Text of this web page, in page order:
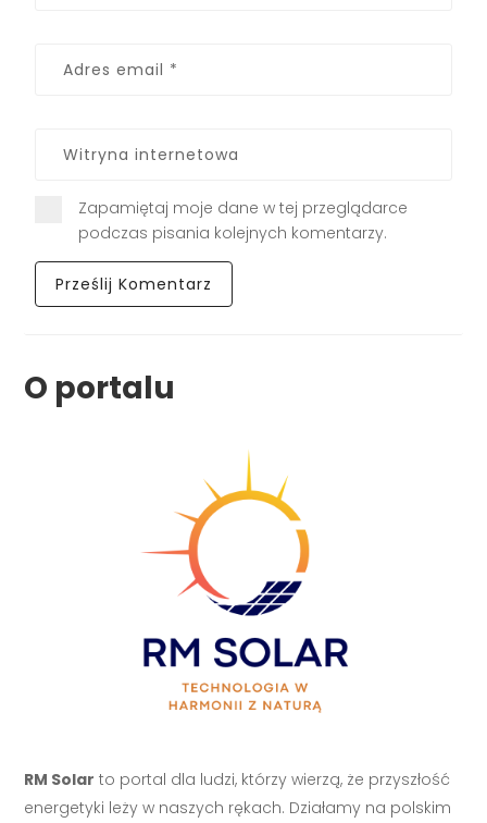
Zapamiętaj moje dane w tej przeglądarce
podczas pisania kolejnych komentarzy.
O portalu
RM Solar to portal dla ludzi, którzy wierzą, że przyszłość
energetyki leży w naszych rękach. Działamy na polskim